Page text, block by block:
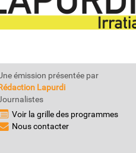
émission présentée par
Lapurdi
Voir la grille des programmes
Nous contacter